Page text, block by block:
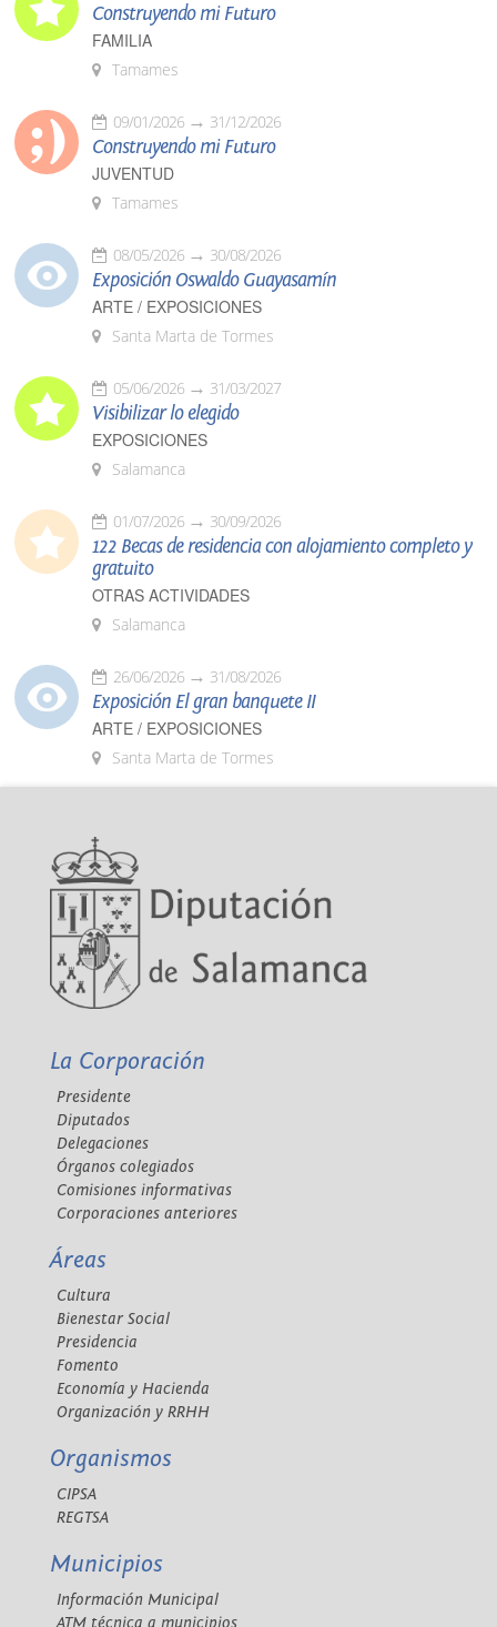
Construyendo mi Futuro
FAMILIA
Tamames
09/01/2026 31/12/2026
Construyendo mi Futuro
JUVENTUD
Tamames
08/05/2026 30/08/2026
Exposición Oswaldo Guayasamín
ARTE / EXPOSICIONES
Santa Marta de Tormes
05/06/2026 31/03/2027
Visibilizar lo elegido
EXPOSICIONES
Salamanca
01/07/2026 30/09/2026
122 Becas de residencia con alojamiento completo y
gratuito
OTRAS ACTIVIDADES
Salamanca
26/06/2026 31/08/2026
Exposición El gran banquete II
ARTE / EXPOSICIONES
Santa Marta de Tormes
La Corporación
Presidente
Diputados
Delegaciones
Órganos colegiados
Comisiones informativas
Corporaciones anteriores
Áreas
Cultura
Bienestar Social
Presidencia
Fomento
Economía y Hacienda
Organización y RRHH
Organismos
CIPSA
REGTSA
Municipios
Información Municipal
ATM técnica a municipios